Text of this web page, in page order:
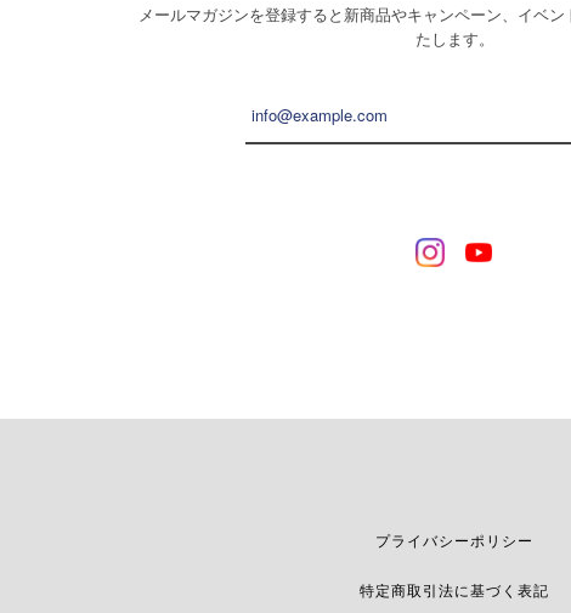
メールマガジンを登録すると新商品やキャンペーン、イベ
たします。
プライバシーポリシー
特定商取引法に基づく表記